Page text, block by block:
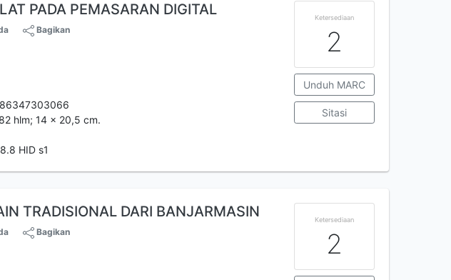
PADA PEMASARAN DIGITAL
Bagikan
hlm; 14 x 20,5 cm.
HID s1
Ketersediaan
2
Unduh MARC
Sitasi
TRADISIONAL DARI BANJARMASIN
Bagikan
Ketersediaan
2